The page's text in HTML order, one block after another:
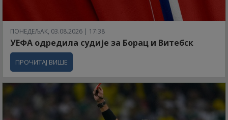
ПОНЕДЕЉАК, 03.08.2026 | 17:38
УЕФА одредила судије за Борац и Витебск
ПРОЧИТАЈ ВИШЕ